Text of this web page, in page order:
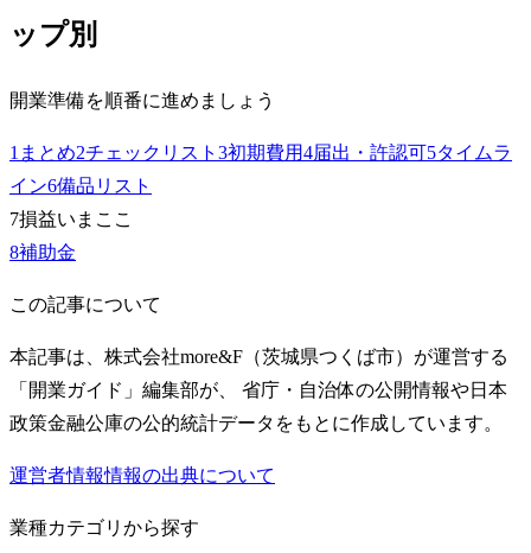
ップ別
開業準備を順番に進めましょう
1 まとめ2チェックリスト 3初期費用4届出・許認可5タイムラ
イン6備品リスト
7損益いまここ
8補助金
この記事について
本記事は、株式会社more&F（茨城県つくば市）が運営する
「開業ガイド」編集部が、 省庁・自治体の公開情報や日本
政策金融公庫の公的統計データをもとに作成しています。
運営者情報情報の出典について
業種カテゴリから探す